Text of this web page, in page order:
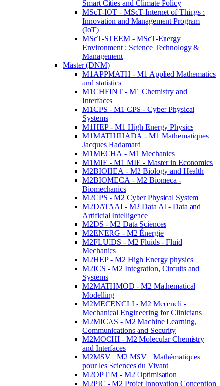
Smart Cities and Climate Policy
MScT-IOT - MScT-Internet of Things :
Innovation and Management Program
(IoT)
MScT-STEEM - MScT-Energy
Environment : Science Technology &
Management
Master (DNM)
M1APPMATH - M1 Applied Mathematics
and statistics
M1CHEINT - M1 Chemistry and
Interfaces
M1CPS - M1 CPS - Cyber Physical
Systems
M1HEP - M1 High Energy Physics
M1MATHJHADA - M1 Mathematiques
Jacques Hadamard
M1MECHA - M1 Mechanics
M1MIE - M1 MIE - Master in Economics
M2BIOHEA - M2 Biology and Health
M2BIOMECA - M2 Biomeca -
Biomechanics
M2CPS - M2 Cyber Physical System
M2DATAAI - M2 Data AI - Data and
Artificial Intelligence
M2DS - M2 Data Sciences
M2ENERG - M2 Énergie
M2FLUIDS - M2 Fluids - Fluid
Mechanics
M2HEP - M2 High Energy physics
M2ICS - M2 Integration, Circuits and
Systems
M2MATHMOD - M2 Mathematical
Modelling
M2MECENCLI - M2 Mecencli -
Mechanical Engineering for Clinicians
M2MICAS - M2 Machine Learning,
Communications and Security
M2MOCHI - M2 Molecular Chemistry
and Interfaces
M2MSV - M2 MSV - Mathématiques
pour les Sciences du Vivant
M2OPTIM - M2 Optimisation
M2PIC - M2 Projet Innovation Conception